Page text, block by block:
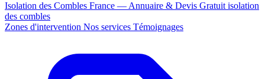
Isolation des Combles France — Annuaire & Devis Gratuit isolation
des combles
Zones d'intervention Nos services Témoignages